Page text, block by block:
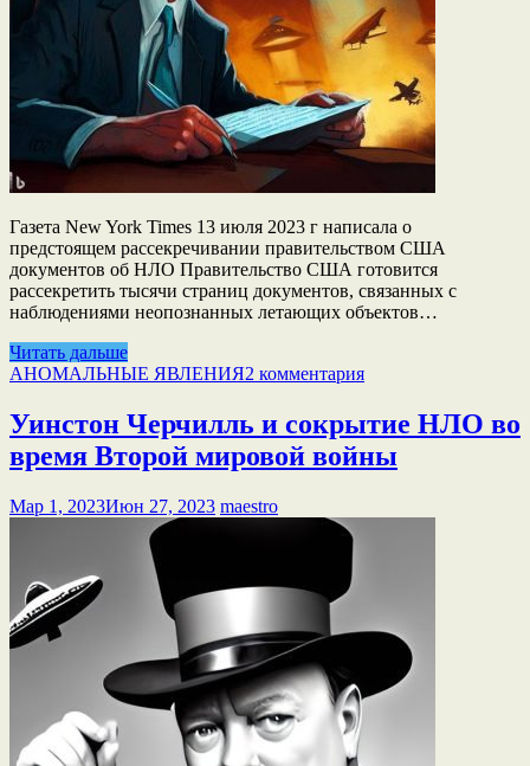
Газета New York Times 13 июля 2023 г написала о
предстоящем рассекречивании правительством США
документов об НЛО Правительство США готовится
рассекретить тысячи страниц документов, связанных с
наблюдениями неопознанных летающих объектов…
Читать дальше
АНОМАЛЬНЫЕ ЯВЛЕНИЯ2 комментария
Уинстон Черчилль и сокрытие НЛО во
время Второй мировой войны
Мар 1, 2023Июн 27, 2023 maestro